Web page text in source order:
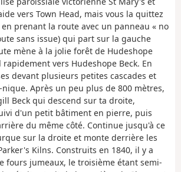
vers Town Head, mais vous la quittez
prenant la route avec un panneau « no
sans issue) qui part sur la gauche
mène à la jolie forêt de Hudeshope
rapidement vers Hudeshope Beck. En
devant plusieurs petites cascades et
Après un peu plus de 800 mètres,
Beck qui descend sur ta droite,
d'un petit bâtiment en pierre, puis
du même côté. Continue jusqu'à ce
sur la droite et monte derrière les
Kilns. Construits en 1840, il y a
fours jumeaux, le troisième étant semi-